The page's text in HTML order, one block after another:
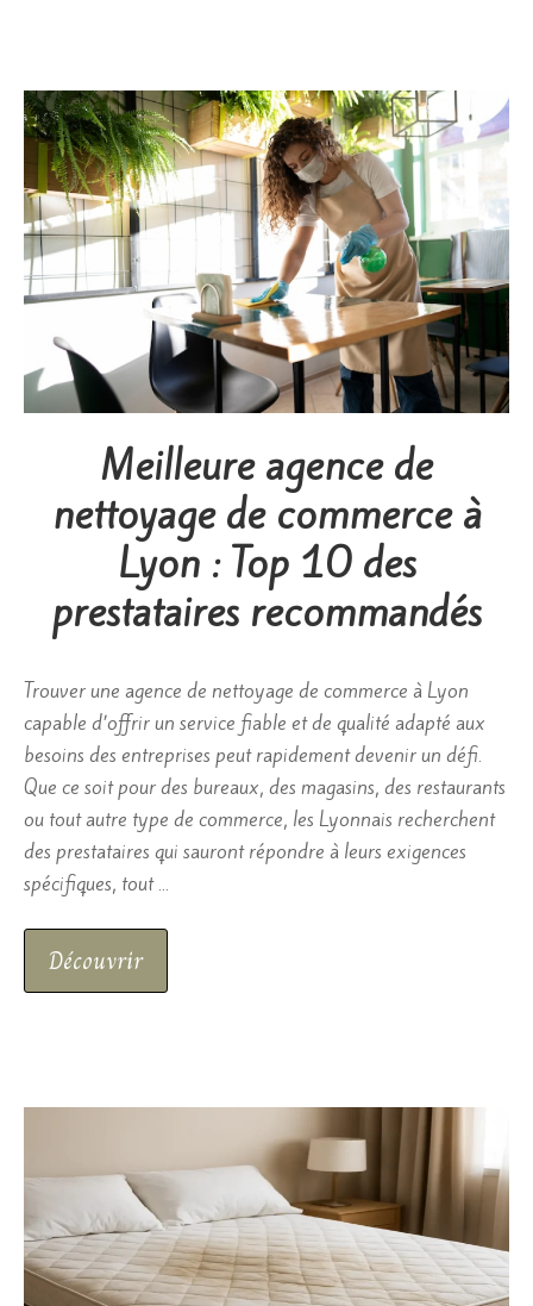
Meilleure agence de
nettoyage de commerce à
Lyon : Top 10 des
prestataires recommandés
Trouver une agence de nettoyage de commerce à Lyon
capable d’offrir un service fiable et de qualité adapté aux
besoins des entreprises peut rapidement devenir un défi.
Que ce soit pour des bureaux, des magasins, des restaurants
ou tout autre type de commerce, les Lyonnais recherchent
des prestataires qui sauront répondre à leurs exigences
spécifiques, tout …
Découvrir